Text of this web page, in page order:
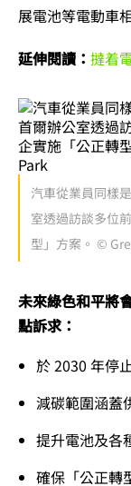
展電池等電動車
延伸閱讀： 撻着
汽車從業員同樣
室透過訪談多位
型」方案。 ©
未來綠色和平將
點訴求：
於 2030 年停
減碳範圍涵蓋
提升電池及各
確保「公正轉